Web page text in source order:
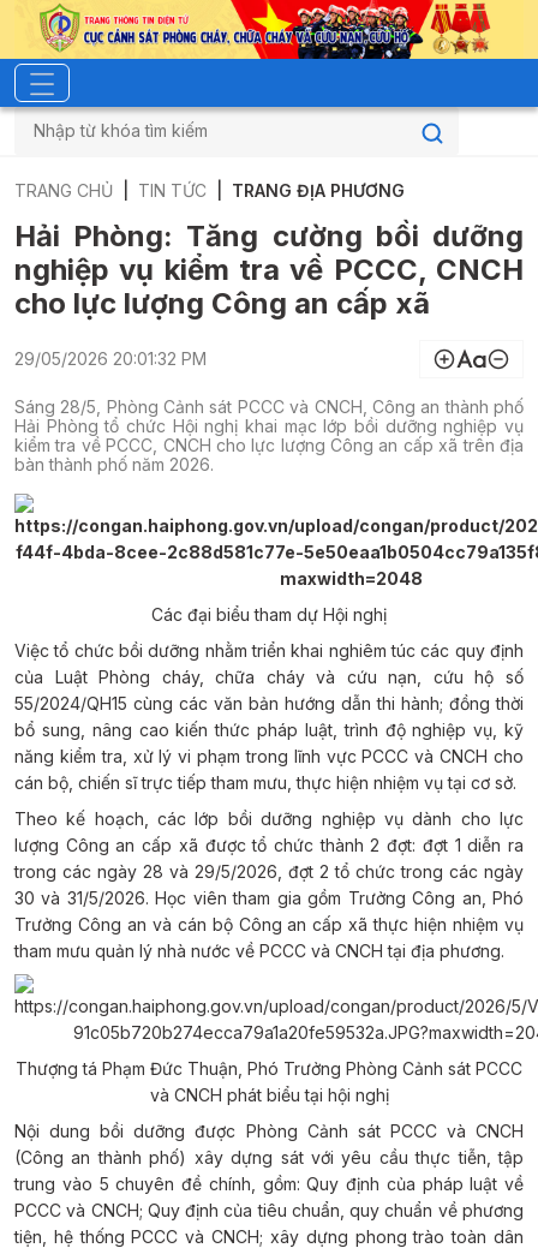
TRANG CHỦ TIN TỨC TRANG ĐỊA PHƯƠNG
Hải Phòng: Tăng cường bồi dưỡng
nghiệp vụ kiểm tra về PCCC, CNCH
cho lực lượng Công an cấp xã
29/05/2026 20:01:32 PM
Sáng 28/5, Phòng Cảnh sát PCCC và CNCH, Công an thành phố
Hải Phòng tổ chức Hội nghị khai mạc lớp bồi dưỡng nghiệp vụ
kiểm tra về PCCC, CNCH cho lực lượng Công an cấp xã trên địa
bàn thành phố năm 2026.
Các đại biểu tham dự Hội nghị
Việc tổ chức bồi dưỡng nhằm triển khai nghiêm túc các quy định
của Luật Phòng cháy, chữa cháy và cứu nạn, cứu hộ số
55/2024/QH15 cùng các văn bản hướng dẫn thi hành; đồng thời
bổ sung, nâng cao kiến thức pháp luật, trình độ nghiệp vụ, kỹ
năng kiểm tra, xử lý vi phạm trong lĩnh vực PCCC và CNCH cho
cán bộ, chiến sĩ trực tiếp tham mưu, thực hiện nhiệm vụ tại cơ sở.
Theo kế hoạch, các lớp bồi dưỡng nghiệp vụ dành cho lực
lượng Công an cấp xã được tổ chức thành 2 đợt: đợt 1 diễn ra
trong các ngày 28 và 29/5/2026, đợt 2 tổ chức trong các ngày
30 và 31/5/2026. Học viên tham gia gồm Trưởng Công an, Phó
Trưởng Công an và cán bộ Công an cấp xã thực hiện nhiệm vụ
tham mưu quản lý nhà nước về PCCC và CNCH tại địa phương.
Thượng tá Phạm Đức Thuận, Phó Trưởng Phòng Cảnh sát PCCC
và CNCH phát biểu tại hội nghị
Nội dung bồi dưỡng được Phòng Cảnh sát PCCC và CNCH
(Công an thành phố) xây dựng sát với yêu cầu thực tiễn, tập
trung vào 5 chuyên đề chính, gồm: Quy định của pháp luật về
PCCC và CNCH; Quy định của tiêu chuẩn, quy chuẩn về phương
tiện, hệ thống PCCC và CNCH; xây dựng phong trào toàn dân